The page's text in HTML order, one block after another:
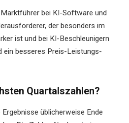
bei KI-Software und
der besonders im
ist und bei KI-Beschleunigern
ein besseres Preis-Leistungs-
Quartalszahlen?
üblicherweise Ende